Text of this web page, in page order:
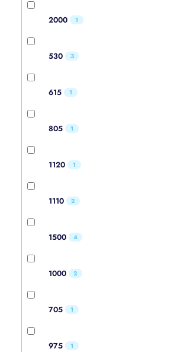
2000 1
530 3
615 1
805 1
1120 1
1110 2
1500 4
1000 2
705 1
975 1